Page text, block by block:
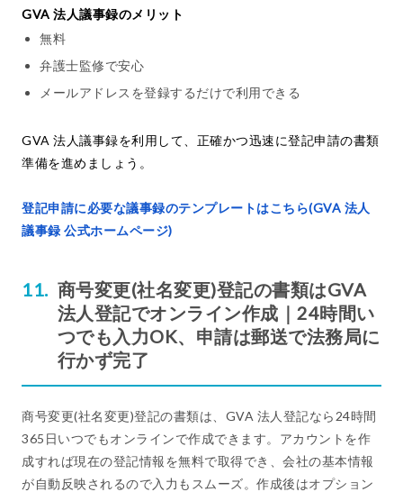
GVA 法人議事録のメリット
無料
弁護士監修で安心
メールアドレスを登録するだけで利用できる
GVA 法人議事録を利用して、正確かつ迅速に登記申請の書類
準備を進めましょう。
登記申請に必要な議事録のテンプレートはこちら(GVA 法人
議事録 公式ホームページ)
商号変更(社名変更)登記の書類はGVA
法人登記でオンライン作成｜24時間い
つでも入力OK、申請は郵送で法務局に
行かず完了
商号変更(社名変更)登記の書類は、GVA 法人登記なら24時間
365日いつでもオンラインで作成できます。アカウントを作
成すれば現在の登記情報を無料で取得でき、会社の基本情報
が自動反映されるので入力もスムーズ。作成後はオプション